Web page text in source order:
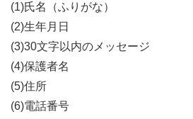
(1)氏名（ふりがな）
(2)生年月日
(3)30文字以内のメッセージ
(4)保護者名
(5)住所
(6)電話番号